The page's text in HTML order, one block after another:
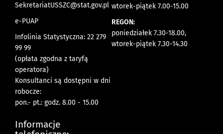
SekretariatUSSZC@stat.gov.pl
e-PUAP
Infolinia Statystyczna: 22 279
99 99
(opłata zgodna z taryfą
operatora)
Konsultanci są dostępni w dni
robocze:
pon.- pt.: godz. 8.00 - 15.00
wtorek-piątek 7.00-15.00
REGON:
poniedziałek 7.30-18.00,
wtorek-piątek 7.30-14.30
Informacje